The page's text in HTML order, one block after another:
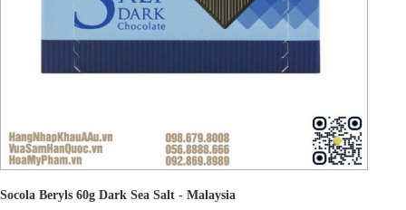
Socola Beryls 60g Dark Sea Salt - Malaysia